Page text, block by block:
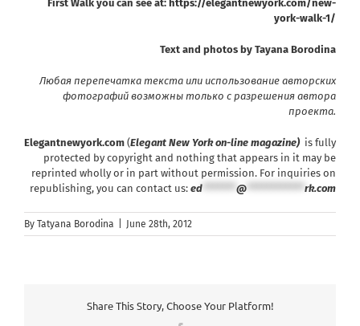
First Walk you can see at: https://elegantnewyork.com/new-
york-walk-1/
Text and photos by Tayana Borodina
Любая перепечатка текста или использование авторских
фотографий возможны только с разрешения автора
проекта.
Elegantnewyork.com (Elegant New York on-line magazine) is fully
protected by copyright and nothing that appears in it may be
reprinted wholly or in part without permission. For inquiries on
republishing, you can contact us: ed @ rk.com
By Tatyana Borodina June 28th, 2012
Share This Story, Choose Your Platform!